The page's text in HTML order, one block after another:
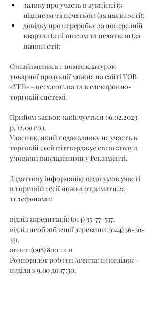
заявку про участь в аукціоні (з
підписом та печаткою (за наявності);
довідку про переробку за попередній
квартал (з підписом та печаткою (за
наявності);
Ознайомитись з номенклатурою
товарної продукції можна на сайті ТОВ
«УЕБ» – ueex.com.ua та в електронно-
торговій системі.
Прийом заявок закінчується 06.02.2023
р. 12.00 год.
Учасник, який подає заявку на участь в
торговій сесії підтверджує свою згоду з
умовами викладеними у Регламенті.
Додаткову інформацію щодо умов участі
в торговій сесії можна отримати за
телефонами:
відділ акредитації: (044) 35-77-537,
відділ необробленої деревини: (044) 36-30-
331,
агент: (098) 800 22 11
Розпорядок роботи Агента: понеділок -
неділя з 9.00 до 17:30.